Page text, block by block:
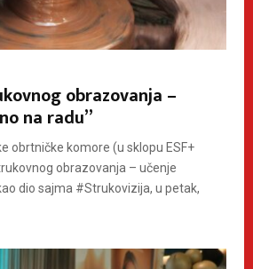
obrazovanja –
na radu”
obrtničke komore (u sklopu ESF+
obrazovanja – učenje
dio sajma #Strukovizija, u petak,